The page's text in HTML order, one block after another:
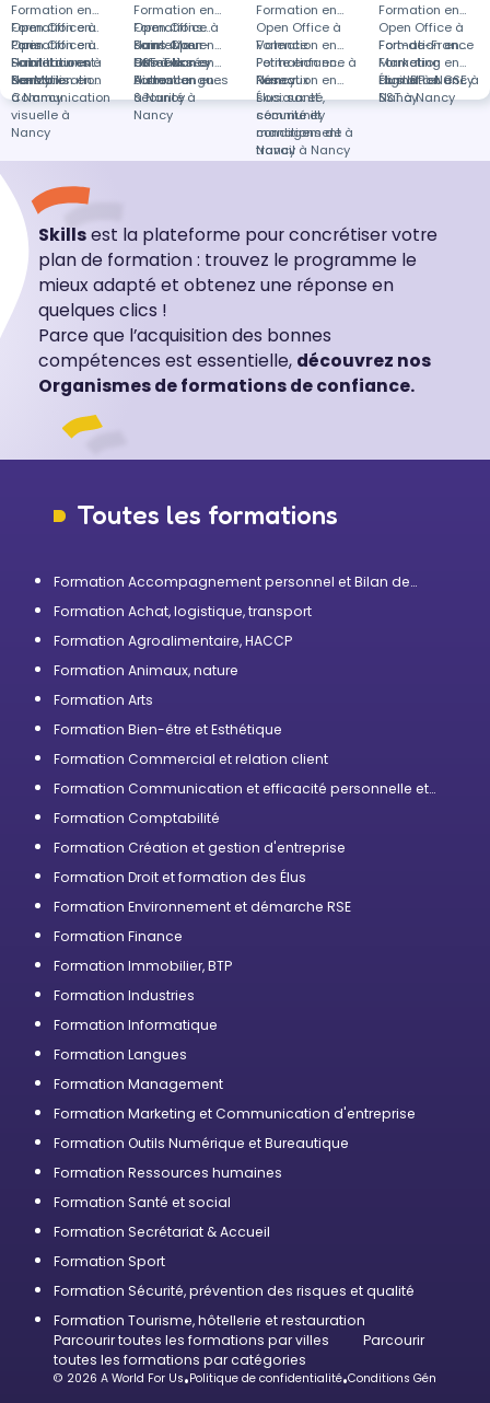
Formation en
Open Office à
Paris
Formation en
Open Office à
Saint-Maur-
des-Fossés
Formation en
Open Office à
Valence
Formation en
Open Office à
Fort-de-France
Formation en
Open Office à
Saint-Laurent-
de-Mure
Formations
dans Open
Office à
distance
Formation en
Habilitations à
Nancy
Formation en
HSE à Nancy
Formation en
Petite enfance à
Nancy
Formation en
Marketing
digital à Nancy
Formation en
Sensibilisation
à Nancy
Formation en
Autres langues
à Nancy
Formation en
Réseaux
sociaux et
community
management à
Nancy
Formation en
Élus IRP et CSE à
Nancy
Formation en
Communication
visuelle à
Nancy
Formation en
Sécurité à
Nancy
Formation en
Élus: santé,
sécurité et
conditions de
travail à Nancy
Formation en
SST à Nancy
Skillsest la plateforme pour concrétiser votre
plan de formation : trouvez le programme le
mieux adapté et obtenez une réponse en
quelques clics !
Parce que l’acquisition des bonnes
compétences est essentielle, découvrez nos
Organismes de formations de confiance.
Toutes les formations
Formation Accompagnement personnel et Bilan de
Formation Achat, logistique, transport
Formation Agroalimentaire, HACCP
Formation Animaux, nature
Formation Arts
Formation Bien-être et Esthétique
Formation Commercial et relation client
Formation Communication et efficacité personnelle et
Formation Comptabilité
Formation Création et gestion d'entreprise
Formation Droit et formation des Élus
Formation Environnement et démarche RSE
Formation Finance
Formation Immobilier, BTP
Formation Industries
Formation Informatique
Formation Langues
Formation Management
Formation Marketing et Communication d'entreprise
Formation Outils Numérique et Bureautique
Formation Ressources humaines
Formation Santé et social
Formation Secrétariat & Accueil
Formation Sport
Formation Sécurité, prévention des risques et qualité
Formation Tourisme, hôtellerie et restauration
Parcourir toutes les formations par villes
Parcourir
toutes les formations par catégories
© 2026 A World For Us•Politique de confidentialité•Conditions Générales